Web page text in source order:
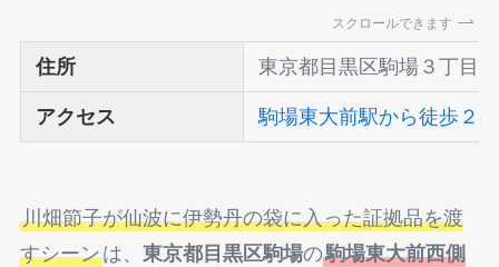
スクロールできます
住所 東京都目黒区駒場３丁目
アクセス 駒場東大前駅から徒歩２分
川畑節子が仙波に伊勢丹の袋に入った証拠品を渡
すシーンは、 東京都目黒区駒場の駒場東大前西側